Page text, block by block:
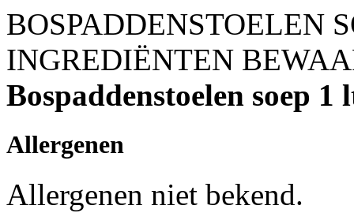
BOSPADDENSTOELEN
INGREDIËNTEN
Bospaddenstoelen soep 1
Allergenen
Allergenen niet bekend.